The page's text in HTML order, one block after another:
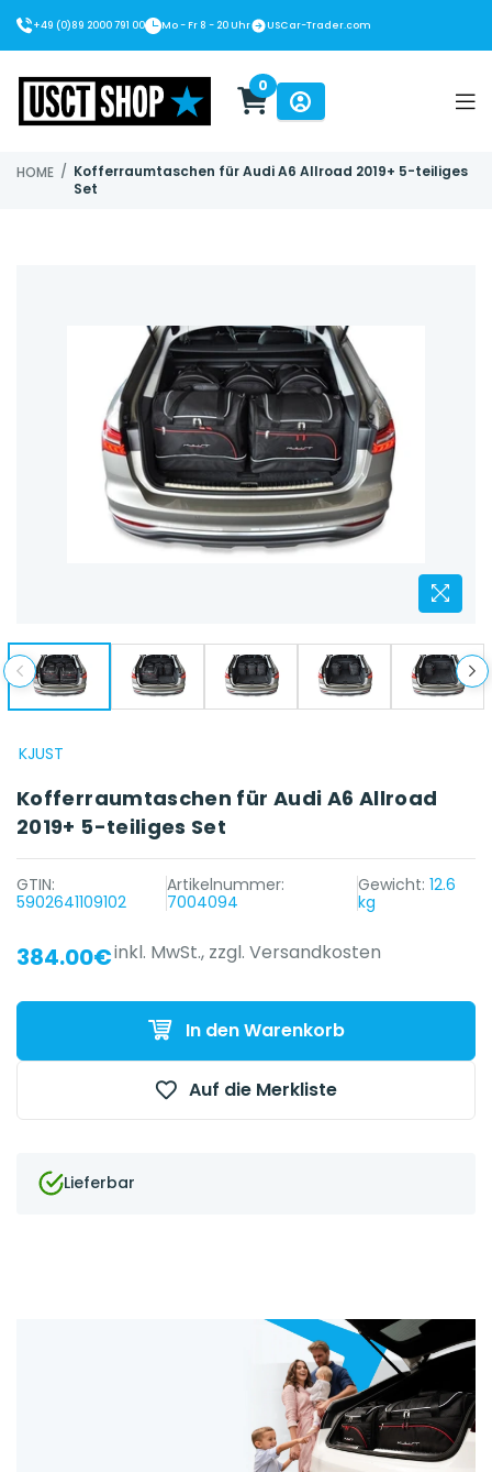
+49 (0)89 2000 791 00 Mo - Fr 8 - 20 Uhr USCar-Trader.com
0
HOME / Kofferraumtaschen für Audi A6 Allroad 2019+ 5-teiliges
Set
KJUST
Kofferraumtaschen für Audi A6 Allroad
2019+ 5-teiliges Set
GTIN:
5902641109102
Artikelnummer:
7004094
Gewicht:12.6
kg
{{ name }} auf {{ platform }}
384.00€inkl. MwSt., zzgl. Versandkosten
In den Warenkorb
Auf die Merkliste
Lieferbar